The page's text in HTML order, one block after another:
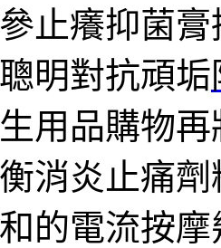
止癢抑菌膏
明對抗頑垢
用品購物再
消炎止痛
的電流按